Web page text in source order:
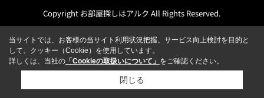
Copyright お部屋探しはアルク All Rights Reserved.
当サイトでは、お客様の当サイト利用状況把握、サービス向上検討を目的と
して、クッキー（Cookie）を使用しています。
詳しくは、当社の 「Cookieの取扱いについて」 をご確認ください。
閉じる